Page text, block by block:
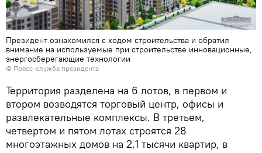
Президент ознакомился с ходом строительства и обратил
внимание на используемые при строительстве инновационные,
энергосберегающие технологии
© Пресс-служба президента
Территория разделена на 6 лотов, в первом и
втором возводятся торговый центр, офисы и
развлекательные комплексы. В третьем,
четвертом и пятом лотах строятся 28
многоэтажных домов на 2,1 тысячи квартир, в